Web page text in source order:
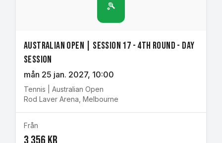
🎾
Australian Open | Session 17 - 4th Round - Day
Session
mån 25 jan. 2027, 10:00
Tennis
Australian Open
Rod Laver Arena Melbourne
Från